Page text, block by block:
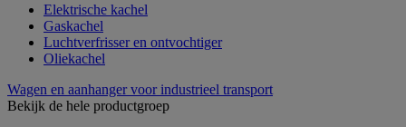
Elektrische kachel
Gaskachel
Luchtverfrisser en ontvochtiger
Oliekachel
Wagen en aanhanger voor industrieel transport
Bekijk de hele productgroep